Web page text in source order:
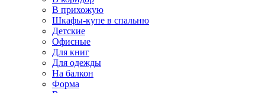
В прихожую
Шкафы-купе в спальню
Детские
Офисные
Для книг
Для одежды
На балкон
Форма